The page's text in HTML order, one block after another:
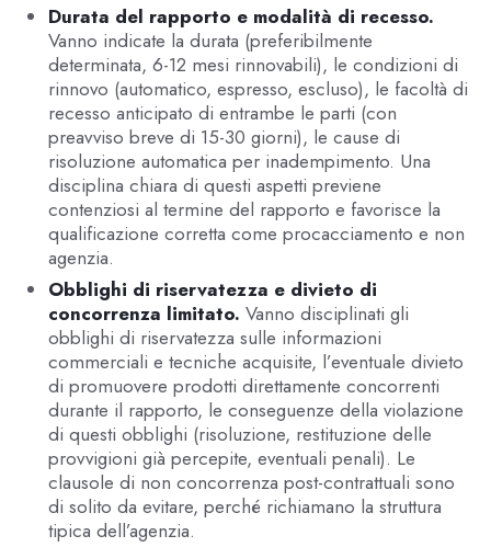
Durata del rapporto e modalità di recesso.
Vanno indicate la durata (preferibilmente
determinata, 6-12 mesi rinnovabili), le condizioni di
rinnovo (automatico, espresso, escluso), le facoltà di
recesso anticipato di entrambe le parti (con
preavviso breve di 15-30 giorni), le cause di
risoluzione automatica per inadempimento. Una
disciplina chiara di questi aspetti previene
contenziosi al termine del rapporto e favorisce la
qualificazione corretta come procacciamento e non
agenzia.
Obblighi di riservatezza e divieto di
concorrenza limitato. Vanno disciplinati gli
obblighi di riservatezza sulle informazioni
commerciali e tecniche acquisite, l’eventuale divieto
di promuovere prodotti direttamente concorrenti
durante il rapporto, le conseguenze della violazione
di questi obblighi (risoluzione, restituzione delle
provvigioni già percepite, eventuali penali). Le
clausole di non concorrenza post-contrattuali sono
di solito da evitare, perché richiamano la struttura
tipica dell’agenzia.